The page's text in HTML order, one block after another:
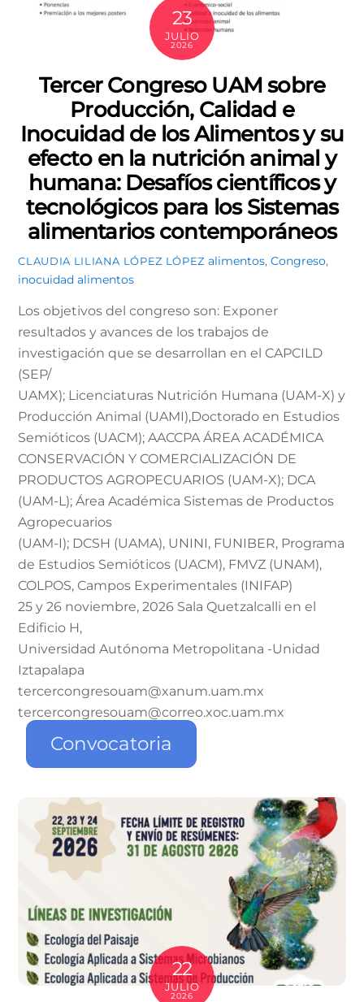
23
JULIO
2026
Tercer Congreso UAM sobre
Producción, Calidad e
Inocuidad de los Alimentos y su
efecto en la nutrición animal y
humana: Desafíos científicos y
tecnológicos para los Sistemas
alimentarios contemporáneos
CLAUDIA LILIANA LÓPEZ LÓPEZ alimentos, Congreso,
inocuidad alimentos
Los objetivos del congreso son: Exponer
resultados y avances de los trabajos de
investigación que se desarrollan en el CAPCILD
(SEP/
UAMX); Licenciaturas Nutrición Humana (UAM-X) y
Producción Animal (UAMI),Doctorado en Estudios
Semióticos (UACM); AACCPA ÁREA ACADÉMICA
CONSERVACIÓN Y COMERCIALIZACIÓN DE
PRODUCTOS AGROPECUARIOS (UAM-X); DCA
(UAM-L); Área Académica Sistemas de Productos
Agropecuarios
(UAM-I); DCSH (UAMA), UNINI, FUNIBER, Programa
de Estudios Semióticos (UACM), FMVZ (UNAM),
COLPOS, Campos Experimentales (INIFAP)
25 y 26 noviembre, 2026 Sala Quetzalcalli en el
Edificio H,
Universidad Autónoma Metropolitana -Unidad
Iztapalapa
tercercongresouam@xanum.uam.mx
tercercongresouam@correo.xoc.uam.mx
Convocatoria
22
JULIO
2026